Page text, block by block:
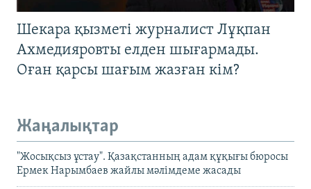
Шекара қызметі журналист Лұқпан
Ахмедияровты елден шығармады.
Оған қарсы шағым жазған кім?
Жаңалықтар
"Жосықсыз ұстау". Қазақстанның адам құқығы бюросы
Ермек Нарымбаев жайлы мәлімдеме жасады